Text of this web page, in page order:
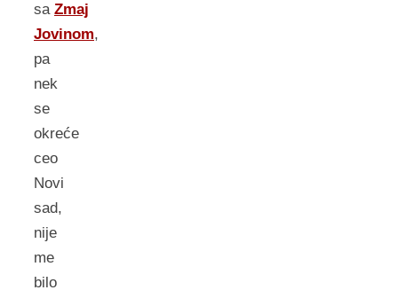
sa Zmaj
Jovinom,
pa
nek
se
okreće
ceo
Novi
sad,
nije
me
bilo